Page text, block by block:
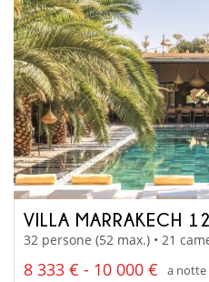
VILLA MARRAKECH
32 persone (52 max.) • 21
8 333 € - 10 000 €
a notte